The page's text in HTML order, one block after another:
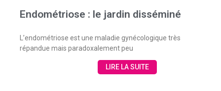
Endométriose : le jardin disséminé
L’endométriose est une maladie gynécologique très
répandue mais paradoxalement peu
LIRE LA SUITE